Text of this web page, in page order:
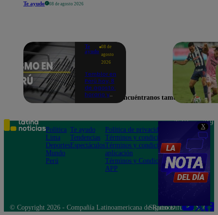
X
Te ayudo 08 de agosto 2026
Te
ayudo
08 de
agosto
2026
Temblor en
Perú hoy, 8
de agosto:
horario y
según IGP
Encuéntranos también en
Política
Lima
Deportes
Mundo
Perú
Te ayudo
Tendencias
Espectáculos
Política de privacidad
Términos y condiciones
Términos y condiciones
aplicación
Términos y Condiciones
APP
Teléfono: 219
Av. San
Felipe 968
Jesús María
© Copyright 2026 - Compañía Latinoamericana de Radio Difusión S.A.
Síguenos